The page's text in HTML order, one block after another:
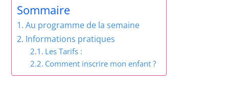
Sommaire
Au programme de la semaine
Informations pratiques
Les Tarifs :
Comment inscrire mon enfant ?